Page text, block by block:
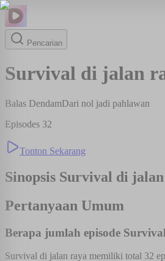
Pencarian
Survival di jalan
Balas DendamDari nol jadi pahlawan
Episodes 32
Tonton Sekarang
Sinopsis Survival di
Pertanyaan Umum
Berapa jumlah episode
Survival di jalan raya memiliki total 32